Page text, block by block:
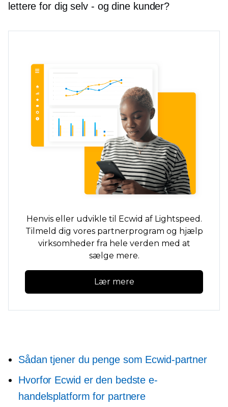
lettere for dig selv - og dine kunder?
Henvis eller udvikle til Ecwid af Lightspeed.
Tilmeld dig vores partnerprogram og hjælp
virksomheder fra hele verden med at
sælge mere.
Lær mere
Sådan tjener du penge som Ecwid-partner
Hvorfor Ecwid er den bedste e-
handelsplatform for partnere